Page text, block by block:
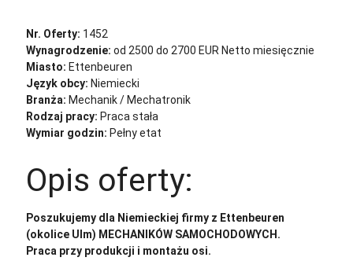
Nr. Oferty: 1452
Wynagrodzenie: od 2500 do 2700 EUR Netto miesięcznie
Miasto: Ettenbeuren
Język obcy: Niemiecki
Branża: Mechanik / Mechatronik
Rodzaj pracy: Praca stała
Wymiar godzin: Pełny etat
Opis oferty:
Poszukujemy dla Niemieckiej firmy z Ettenbeuren
(okolice Ulm) MECHANIKÓW SAMOCHODOWYCH.
Praca przy produkcji i montażu osi.